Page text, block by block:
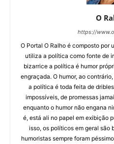
O
https://
O Portal O Ralho é composto por
utiliza a política como fonte de
bizarrice a política é humor
engraçada. O humor, ao
a política é toda feita de
impossíveis, de promessas
enquanto o humor não engana
é, está ali no papel em exibição
isso, os políticos em geral são
humoristas sempre foram